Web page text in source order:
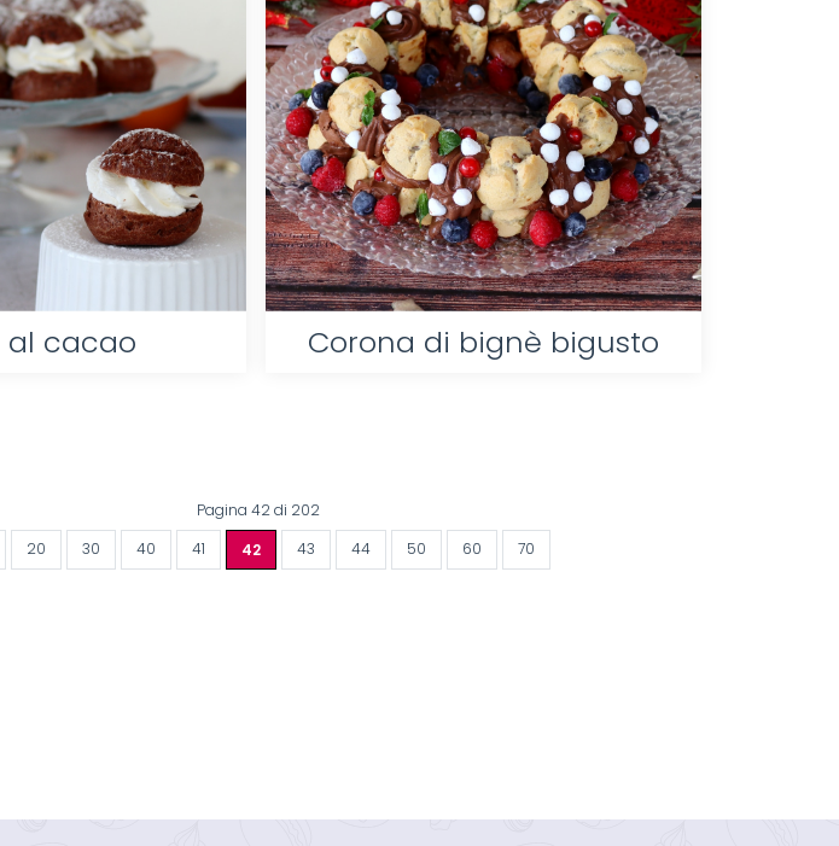
al cacao Corona di bignè bigusto
Pagina 42 di 202
20 30 40 41 42 43 44 50 60 70